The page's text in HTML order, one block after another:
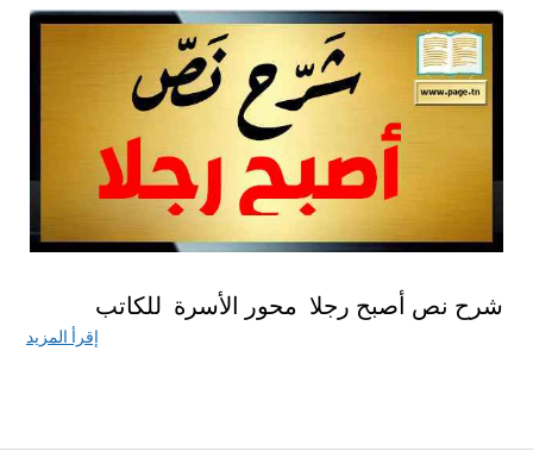
شرح نص أصبح رجلا محور الأسرة للكاتب
إقرأ المزيد